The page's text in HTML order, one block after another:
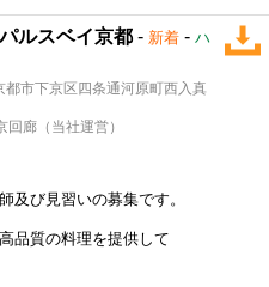
ルスベイ京都 - 新着 - ハ
市下京区四条通河原町西入真
廊（当社運営）
及び見習いの募集です。
品質の料理を提供して